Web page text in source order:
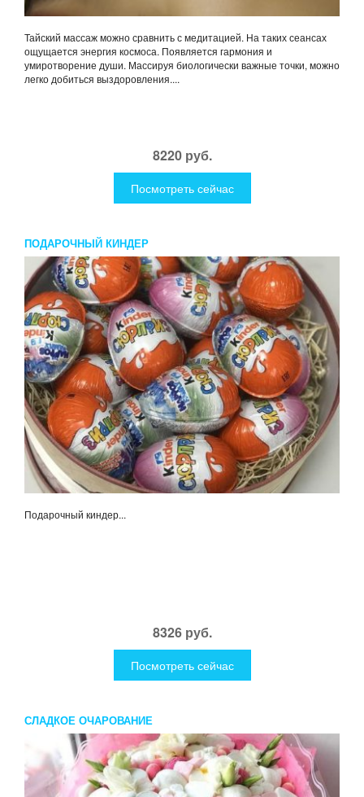
Тайский массаж можно сравнить с медитацией. На таких сеансах
ощущается энергия космоса. Появляется гармония и
умиротворение души. Массируя биологически важные точки, можно
легко добиться выздоровления....
8220 руб.
Посмотреть сейчас
ПОДАРОЧНЫЙ КИНДЕР
Подарочный киндер...
8326 руб.
Посмотреть сейчас
СЛАДКОЕ ОЧАРОВАНИЕ